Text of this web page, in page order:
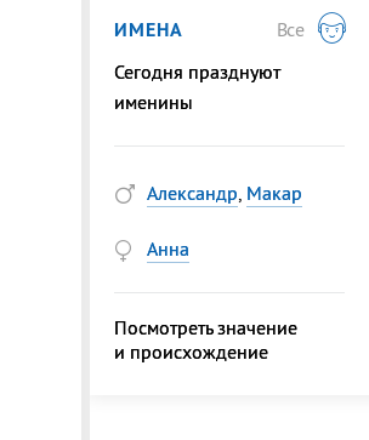
ИМЕНА
Все
Сегодня празднуют
именины
Александр, Макар
Анна
Посмотреть значение
и происхождение